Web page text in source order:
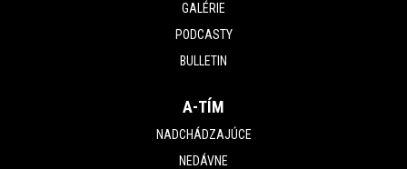
GALÉRIE
PODCASTY
BULLETIN
A-TÍM
NADCHÁDZAJÚCE
NEDÁVNE